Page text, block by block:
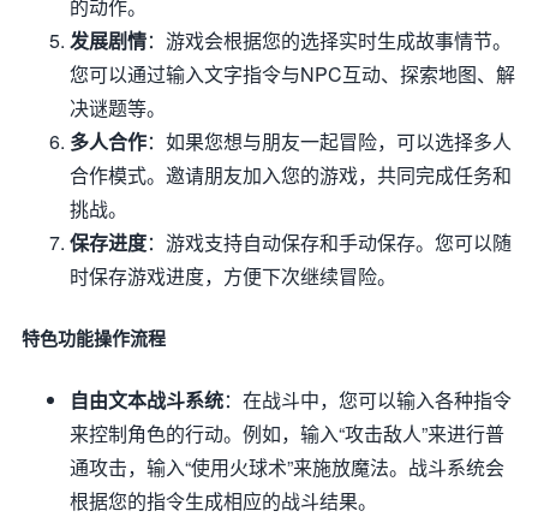
的动作。
发展剧情：游戏会根据您的选择实时生成故事情节。
您可以通过输入文字指令与NPC互动、探索地图、解
决谜题等。
多人合作：如果您想与朋友一起冒险，可以选择多人
合作模式。邀请朋友加入您的游戏，共同完成任务和
挑战。
保存进度：游戏支持自动保存和手动保存。您可以随
时保存游戏进度，方便下次继续冒险。
特色功能操作流程
自由文本战斗系统：在战斗中，您可以输入各种指令
来控制角色的行动。例如，输入“攻击敌人”来进行普
通攻击，输入“使用火球术”来施放魔法。战斗系统会
根据您的指令生成相应的战斗结果。